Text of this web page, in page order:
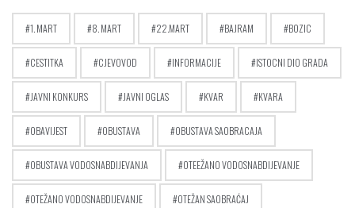
1. MART 8. MART 22.MART BAJRAM BOZIC
CESTITKA CJEVOVOD INFORMACIJE ISTOCNI DIO GRADA
JAVNI KONKURS JAVNI OGLAS KVAR KVARA
OBAVIJEST OBUSTAVA OBUSTAVA SAOBRACAJA
OBUSTAVA VODOSNABDIJEVANJA OTEEŽANO VODOSNABDIJEVANJE
OTEŽANO VODOSNABDIJEVANJE OTEŽAN SAOBRAĆAJ